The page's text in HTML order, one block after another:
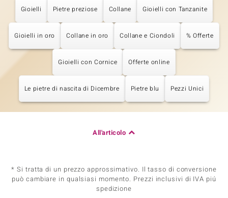
Gioielli Pietre preziose Collane Gioielli con Tanzanite
Gioielli in oro Collane in oro Collane e Ciondoli % Offerte
Gioielli con Cornice Offerte online
Le pietre di nascita di Dicembre Pietre blu Pezzi Unici
All'articolo
* Si tratta di un prezzo approssimativo. Il tasso di conversione
può cambiare in qualsiasi momento. Prezzi inclusivi di IVA piú
spedizione